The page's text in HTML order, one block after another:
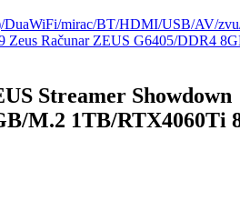
mirac/BT/HDMI/USB/AV/
Zeus Računar ZEUS G6405/DDR4
Streamer Showdown
M.2 1TB/RTX4060Ti